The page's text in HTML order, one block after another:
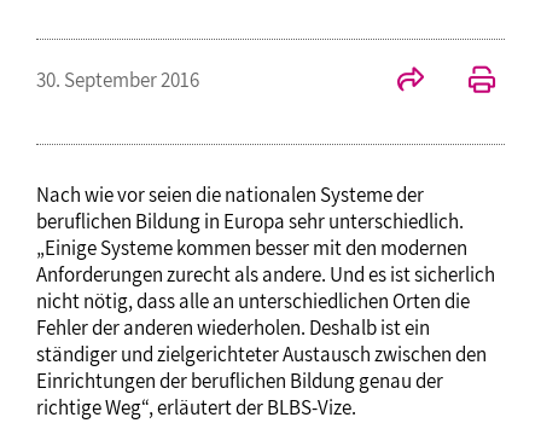
30. September 2016
Nach wie vor seien die nationalen Systeme der
beruflichen Bildung in Europa sehr unterschiedlich.
„Einige Systeme kommen besser mit den modernen
Anforderungen zurecht als andere. Und es ist sicherlich
nicht nötig, dass alle an unterschiedlichen Orten die
Fehler der anderen wiederholen. Deshalb ist ein
ständiger und zielgerichteter Austausch zwischen den
Einrichtungen der beruflichen Bildung genau der
richtige Weg“, erläutert der BLBS-Vize.